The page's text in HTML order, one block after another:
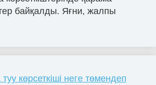
байқалды. Яғни, жалпы
көрсеткіші неге төмендеп